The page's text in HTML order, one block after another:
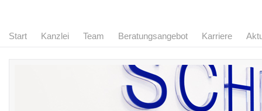
Start Kanzlei Team Beratungsangebot Karriere